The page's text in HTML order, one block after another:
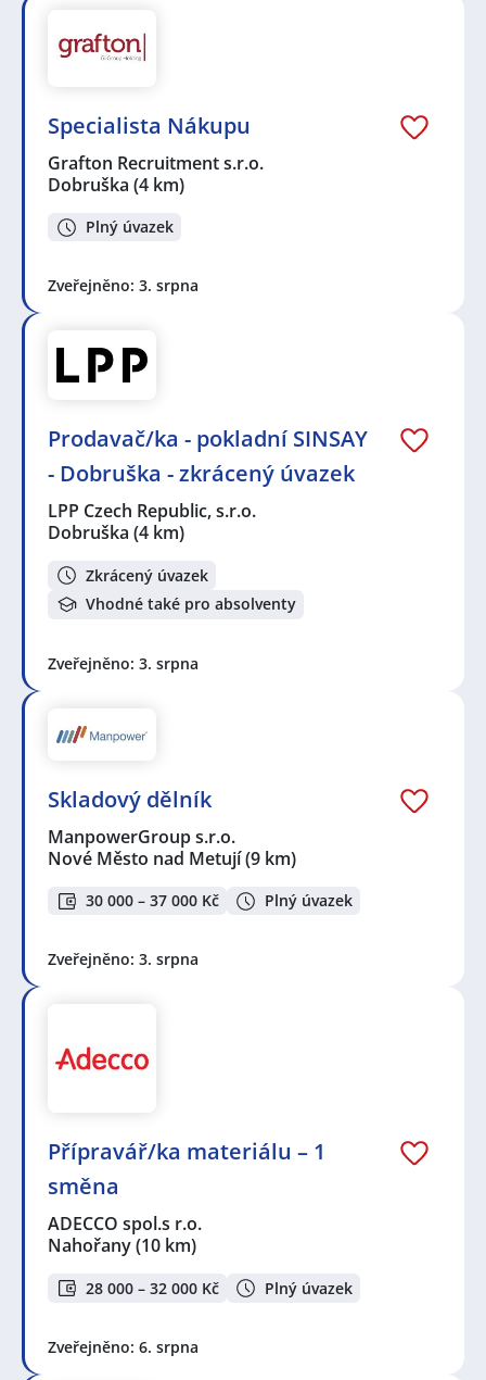
Specialista Nákupu
Grafton Recruitment s.r.o.
Dobruška (4 km)
Plný úvazek
Zveřejněno: 3. srpna
Prodavač/ka - pokladní SINSAY
- Dobruška - zkrácený úvazek
LPP Czech Republic, s.r.o.
Dobruška (4 km)
Zkrácený úvazek
Vhodné také pro absolventy
Zveřejněno: 3. srpna
Skladový dělník
ManpowerGroup s.r.o.
Nové Město nad Metují(9 km)
30 000 – 37 000 Kč Plný úvazek
Zveřejněno: 3. srpna
Přípravář/ka materiálu – 1
směna
ADECCO spol.s r.o.
Nahořany(10 km)
28 000 – 32 000 Kč Plný úvazek
Zveřejněno: 6. srpna